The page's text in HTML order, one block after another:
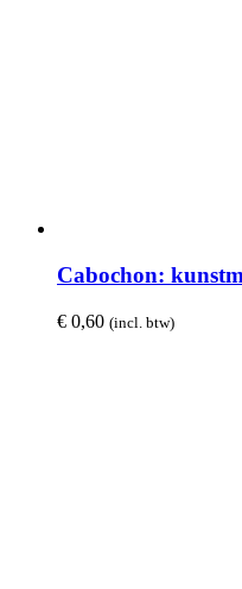
Cabochon:
€ 0,60 (incl. btw)